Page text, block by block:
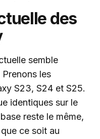
des
semble
les
S23, S24 et S25.
identiques sur le
reste le même,
ce soit au